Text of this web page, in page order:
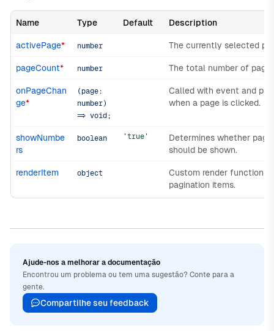
Name Type Default Description
activePage* number The currently selected
pageCount* number The total number of
onPageChan
ge*
(page:
number)
=> void;
Called with event and
when a page is clicked.
showNumbe
rs
boolean 'true'
Determines whether page
should be shown.
renderItem object
Custom render function
pagination items.
Ajude-nos a melhorar a documentação
Encontrou um problema ou tem uma sugestão? Conte para a
gente.
Compartilhe seu feedback